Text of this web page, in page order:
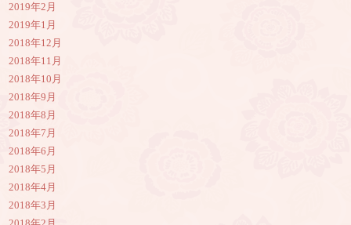
2019年2月
2019年1月
2018年12月
2018年11月
2018年10月
2018年9月
2018年8月
2018年7月
2018年6月
2018年5月
2018年4月
2018年3月